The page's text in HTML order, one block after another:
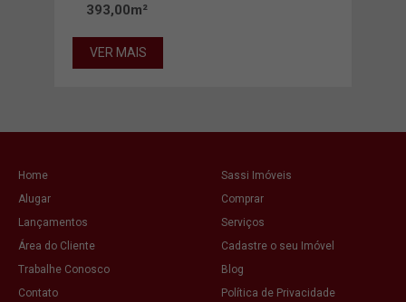
393,00m²
VER MAIS
Home
Sassi Imóveis
Alugar
Comprar
Lançamentos
Serviços
Área do Cliente
Cadastre o seu Imóvel
Trabalhe Conosco
Blog
Contato
Política de Privacidade